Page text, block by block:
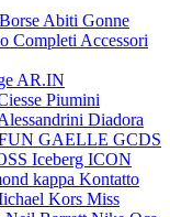
Borse Abiti Gonne
Completi Accessori
AR.IN
Piumini
Diadora
GAELLE GCDS
Iceberg ICON
kappa Kontatto
Kors Miss